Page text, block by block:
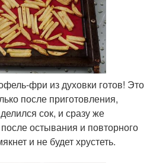
фри из духовки готов! Это
после приготовления,
сок, и сразу же
после остывания и повторного
и не будет хрустеть.